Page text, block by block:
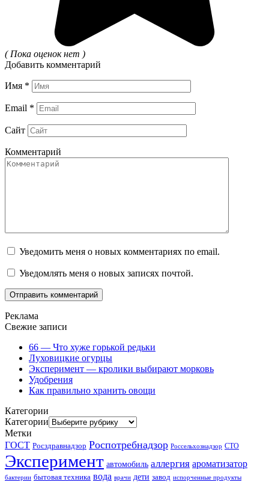
( Пока оценок нет )
Добавить комментарий
Имя *
Email *
Сайт
Комментарий
Уведомить меня о новых комментариях по email.
Уведомлять меня о новых записях почтой.
Реклама
Свежие записи
66 — Что хуже горькой редьки
Луховицкие огурцы
Эксперимент — кролики выбирают морковь
Удобрения
Как правильно хранить овощи
Категории
Категории
Метки
ГОСТ Росздравнадзор Роспотребнадзор Россельхознадзор СТО
Эксперимент автомобиль аллергия ароматизатор
бактерии бытовая техника вода врачи дети завод испорченные продукты